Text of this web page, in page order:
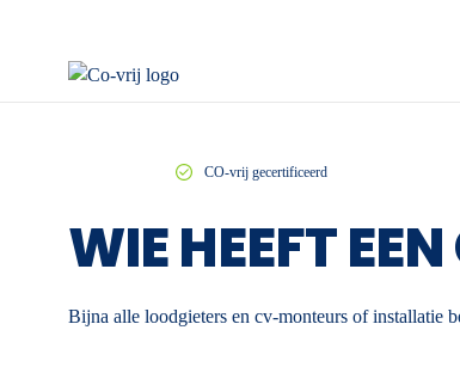
CO-vrij gecertificeerd
WIE HEEFT
Bijna alle loodgieters en cv-monteurs of installatie